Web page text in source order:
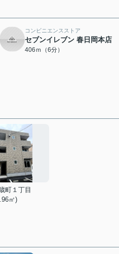
コンビニエンスストア
セブンイレブン 春日岡本店
406ｍ（6分）
町１丁目
㎡)